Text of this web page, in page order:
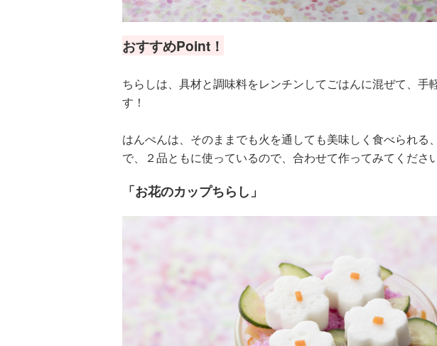
おすすめPoint！
ちらしは、具材と調味料をレンチンしてごはんに混ぜて、手
す！
はんぺんは、そのままでも火を通しても美味しく食べられる
で、２品ともに使っているので、合わせて作ってみてください
「お花のカップちらし」